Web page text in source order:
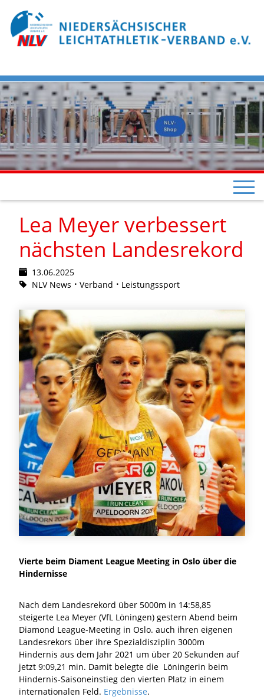
Lea Meyer verbessert
nächsten Landesrekord
13.06.2025
NLV News
Verband Leistungssport
Vierte beim Diament League Meeting in Oslo über die
Hindernisse
Nach dem Landesrekord über 5000m in 14:58,85
steigerte Lea Meyer (VfL Löningen) gestern Abend beim
Diamond League-Meeting in Oslo. auch ihren eigenen
Landesrekors über ihre Spezialdisziplin 3000m
Hindernis aus dem Jahr 2021 um über 20 Sekunden auf
jetzt 9:09,21 min. Damit belegte die Löningerin beim
Hindernis-Saisoneinstieg den vierten Platz in einem
internationalen Feld. Ergebnisse.